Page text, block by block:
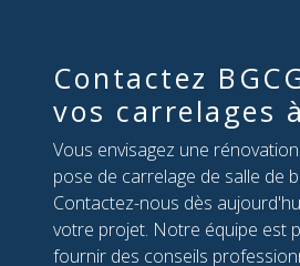
Contactez
vos carrelages
Vous envisagez une
pose de carrelage de salle de
Contactez-nous dès
votre projet. Notre équipe est
fournir des conseils